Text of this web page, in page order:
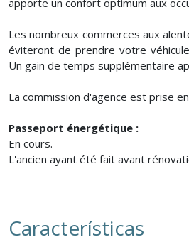
Les nombreux commerces aux
éviteront de prendre votre
Un gain de temps supplémentaire
La commission d'agence est prise
Passeport énergétique :
En cours.
L'ancien ayant été fait avant
Características